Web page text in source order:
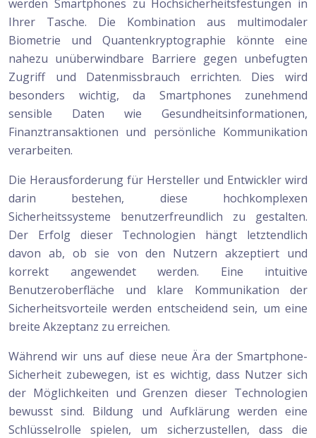
werden Smartphones zu Hochsicherheitsfestungen in
Ihrer Tasche. Die Kombination aus multimodaler
Biometrie und Quantenkryptographie könnte eine
nahezu unüberwindbare Barriere gegen unbefugten
Zugriff und Datenmissbrauch errichten. Dies wird
besonders wichtig, da Smartphones zunehmend
sensible Daten wie Gesundheitsinformationen,
Finanztransaktionen und persönliche Kommunikation
verarbeiten.
Die Herausforderung für Hersteller und Entwickler wird
darin bestehen, diese hochkomplexen
Sicherheitssysteme benutzerfreundlich zu gestalten.
Der Erfolg dieser Technologien hängt letztendlich
davon ab, ob sie von den Nutzern akzeptiert und
korrekt angewendet werden. Eine intuitive
Benutzeroberfläche und klare Kommunikation der
Sicherheitsvorteile werden entscheidend sein, um eine
breite Akzeptanz zu erreichen.
Während wir uns auf diese neue Ära der Smartphone-
Sicherheit zubewegen, ist es wichtig, dass Nutzer sich
der Möglichkeiten und Grenzen dieser Technologien
bewusst sind. Bildung und Aufklärung werden eine
Schlüsselrolle spielen, um sicherzustellen, dass die